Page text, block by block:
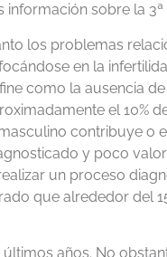
sobre la
los problemas
en la
como la ausencia
el 10%
contribuye o
y poco
un proceso
que alrededor del
años. No